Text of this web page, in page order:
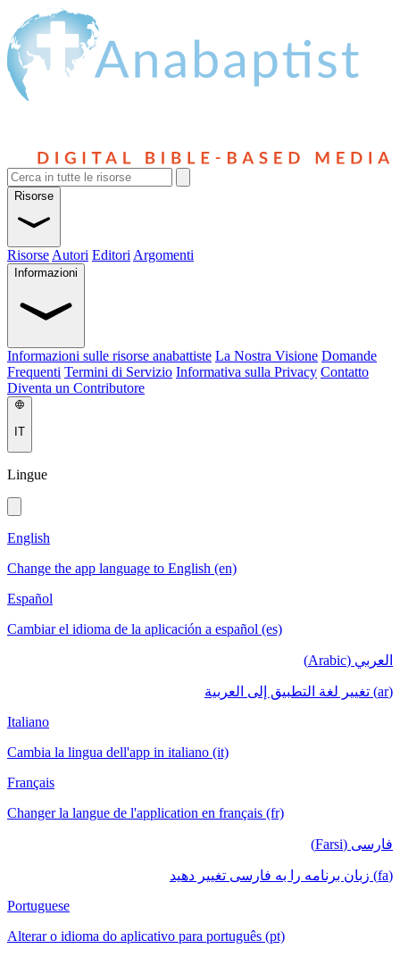
Risorse
Risorse Autori Editori Argomenti
Informazioni
Informazioni sulle risorse anabattiste La Nostra Visione Domande
Frequenti Termini di Servizio Informativa sulla Privacy Contatto
Diventa un Contributore
IT
Lingue
English
Change the app language to English (en)
Español
Cambiar el idioma de la aplicación a español (es)
العربي (Arabic)
(ar) تغيير لغة التطبيق إلى العربية
Italiano
Cambia la lingua dell'app in italiano (it)
Français
Changer la langue de l'application en français (fr)
فارسی (Farsi)
(fa) زبان برنامه را به فارسی تغییر دهید
Portuguese
Alterar o idioma do aplicativo para português (pt)